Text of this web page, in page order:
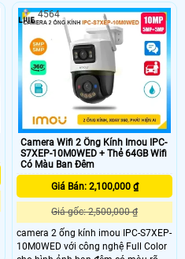
phù hợp cho những trường hợp sử
dụng ngoài trời. Hình ảnh quan sát
ban đêm rõ nét với khoảng cách
nhìn xa lên đến 30m, giúp bạn có
những hình ảnh sáng đẹp và chi tiết
Camera Wifi 2 Ống Kính Imou IPC-
S7XEP-10M0WED + Thẻ 64GB Wifi
Có Màu Ban Đêm
Giá Bán: 2,100,000 ₫
Giá gốc: 2,500,000 ₫
camera 2 ống kính imou IPC-S7XEP-
10M0WED với công nghệ Full Color
4564